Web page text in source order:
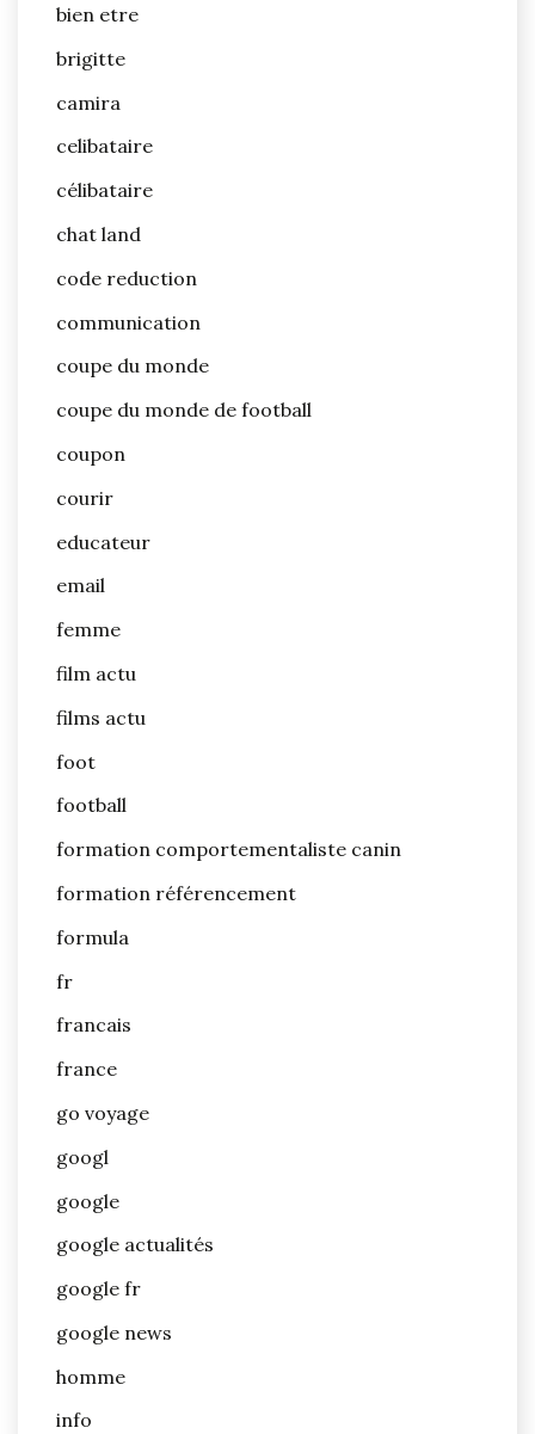
bien etre
brigitte
camira
celibataire
célibataire
chat land
code reduction
communication
coupe du monde
coupe du monde de football
coupon
courir
educateur
email
femme
film actu
films actu
foot
football
formation comportementaliste canin
formation référencement
formula
fr
francais
france
go voyage
googl
google
google actualités
google fr
google news
homme
info